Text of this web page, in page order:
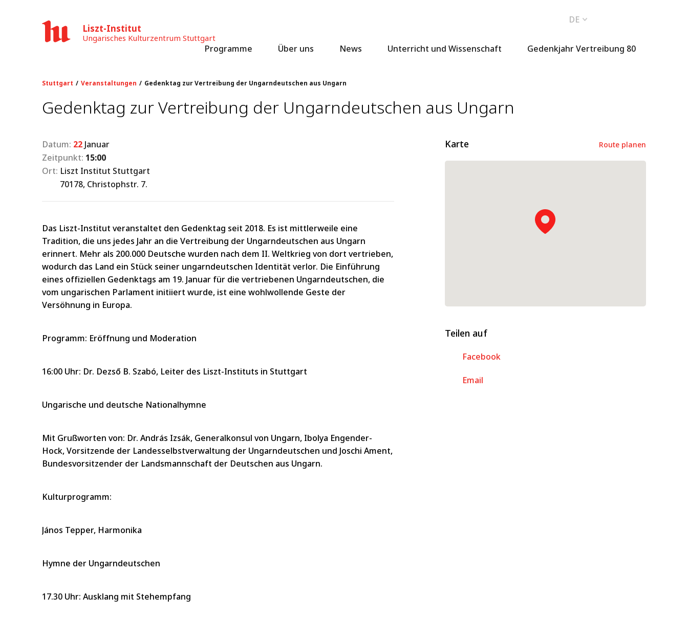
Liszt-Institut
Ungarisches Kulturzentrum Stuttgart
DE
Programme Über uns News Unterricht und Wissenschaft Gedenkjahr Vertreibung 80
Stuttgart Veranstaltungen Gedenktag zur Vertreibung der Ungarndeutschen aus Ungarn
Gedenktag zur Vertreibung der Ungarndeutschen aus Ungarn
Datum: 22 Januar
Zeitpunkt: 15:00
Ort: Liszt Institut Stuttgart
70178, Christophstr. 7.
Das Liszt-Institut veranstaltet den Gedenktag seit 2018. Es ist mittlerweile eine
Tradition, die uns jedes Jahr an die Vertreibung der Ungarndeutschen aus Ungarn
erinnert. Mehr als 200.000 Deutsche wurden nach dem II. Weltkrieg von dort vertrieben,
wodurch das Land ein Stück seiner ungarndeutschen Identität verlor. Die Einführung
eines offiziellen Gedenktags am 19. Januar für die vertriebenen Ungarndeutschen, die
vom ungarischen Parlament initiiert wurde, ist eine wohlwollende Geste der
Versöhnung in Europa.
Programm: Eröffnung und Moderation
16:00 Uhr: Dr. Dezső B. Szabó, Leiter des Liszt-Instituts in Stuttgart
Ungarische und deutsche Nationalhymne
Mit Grußworten von: Dr. András Izsák, Generalkonsul von Ungarn, Ibolya Engender-
Hock, Vorsitzende der Landesselbstverwaltung der Ungarndeutschen und Joschi Ament,
Bundesvorsitzender der Landsmannschaft der Deutschen aus Ungarn.
Kulturprogramm:
János Tepper, Harmonika
Hymne der Ungarndeutschen
17.30 Uhr: Ausklang mit Stehempfang
Karte Route planen
Teilen auf
Facebook
Email